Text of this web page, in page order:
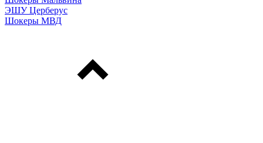
ЭШУ Церберус
Шокеры МВД